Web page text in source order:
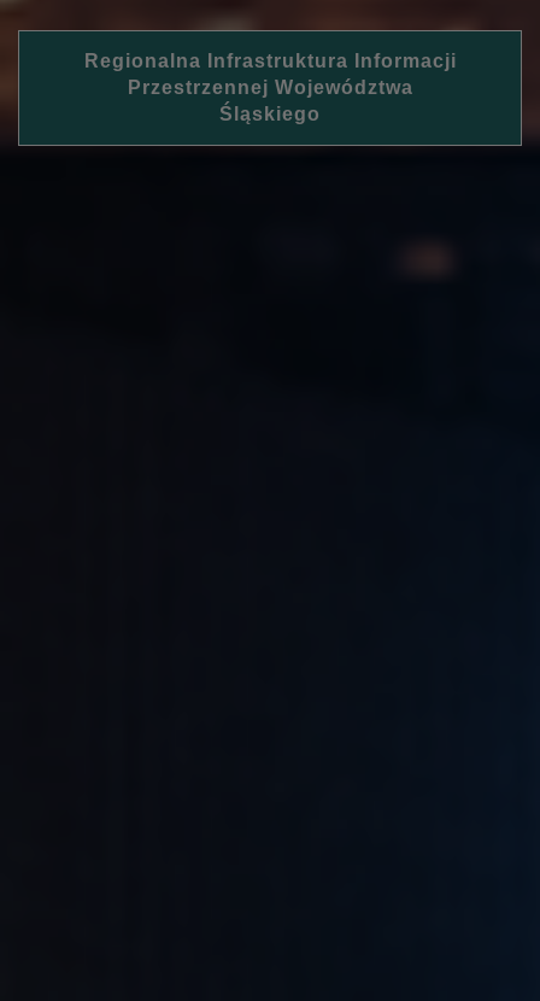
Regionalna Infrastruktura Informacji
Przestrzennej Województwa
Śląskiego